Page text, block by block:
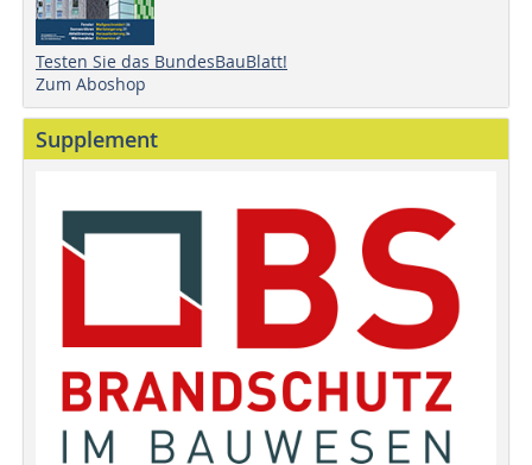
Testen Sie das BundesBauBlatt!
Zum Aboshop
Supplement